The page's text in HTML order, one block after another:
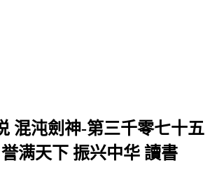
混沌劍神-第三千零七十五
满天下 振兴中华 讀書